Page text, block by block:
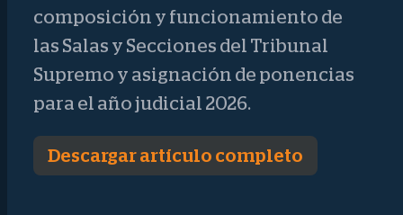
composición y funcionamiento de
las Salas y Secciones del Tribunal
Supremo y asignación de ponencias
para el año judicial 2026.
Descargar artículo completo